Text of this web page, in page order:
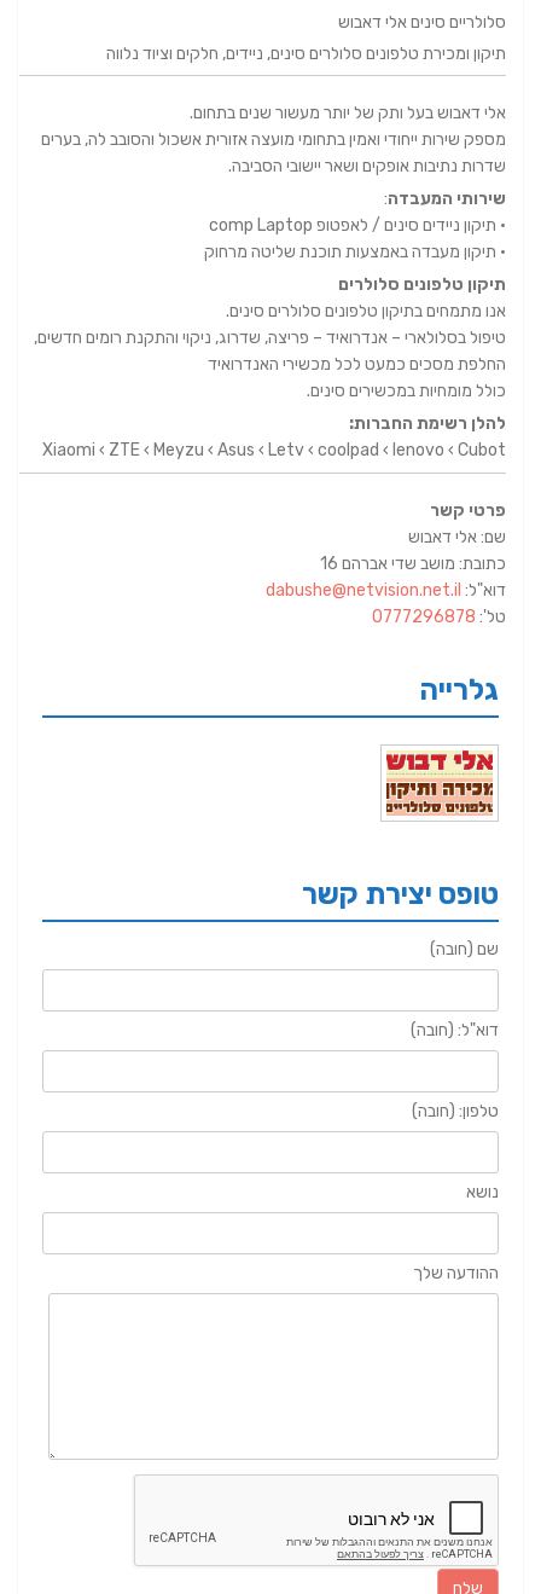
סלולריים סינים אלי דאבוש
תיקון ומכירת טלפונים סלולרים סינים, ניידים, חלקים וציוד נלווה
אלי דאבוש בעל ותק של יותר מעשור שנים בתחום.
מספק שירות ייחודי ואמין בתחומי מועצה אזורית אשכול והסובב לה, בערים
שדרות נתיבות אופקים ושאר יישובי הסביבה.
שירותי המעבדה:
• תיקון ניידים סינים / לאפטופ comp Laptop
• תיקון מעבדה באמצעות תוכנת שליטה מרחוק
תיקון טלפונים סלולרים
אנו מתמחים בתיקון טלפונים סלולרים סינים.
טיפול בסלולארי – אנדרואיד – פריצה, שדרוג, ניקוי והתקנת רומים חדשים,
החלפת מסכים כמעט לכל מכשירי האנדרואיד
כולל מומחיות במכשירים סינים.
להלן רשימת החברות:
Xiaomi ‹ ZTE ‹ Meyzu ‹ Asus ‹ Letv ‹ coolpad ‹ lenovo ‹ Cubot
פרטי קשר
שם: אלי דאבוש
כתובת: מושב שדי אברהם 16
דוא"ל: dabushe@netvision.net.il
טל': 0777296878
גלרייה
טופס יצירת קשר
שם (חובה)
דוא"ל: (חובה)
טלפון: (חובה)
נושא
ההודעה שלך